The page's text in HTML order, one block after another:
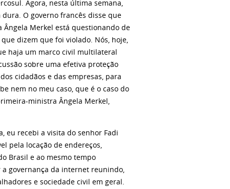
Agora, nesta última semana,
O governo francês disse que
Merkel está questionando de
dizem que foi violado. Nós, hoje,
haja um marco civil multilateral
sobre uma efetiva proteção
cidadãos e das empresas, para
nem no meu caso, que é o caso do
ministra Ângela Merkel,
eu recebi a visita do senhor Fadi
pela locação de endereços,
Brasil e ao mesmo tempo
governança da internet reunindo,
e sociedade civil em geral.